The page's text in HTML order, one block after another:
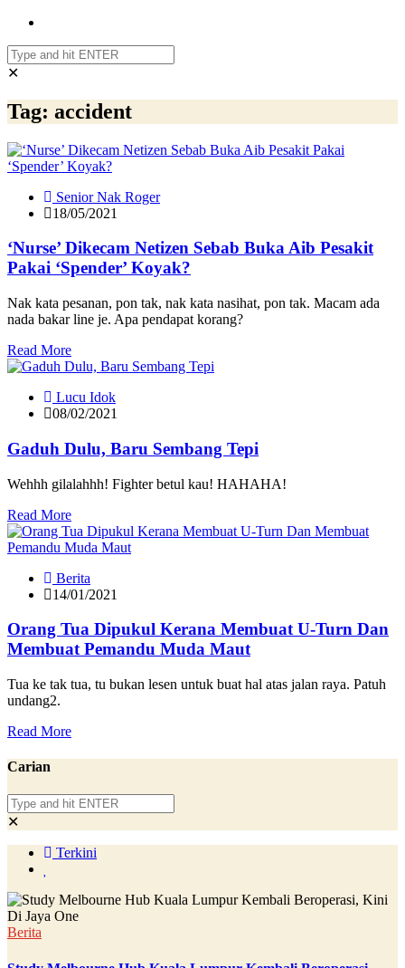
✕
Tag: accident
Senior Nak Roger
18/05/2021
‘Nurse’ Dikecam Netizen Sebab Buka Aib Pesakit
Pakai ‘Spender’ Koyak?
Nak kata pesanan, pon tak, nak kata nasihat, pon tak. Macam ada
nada bakar line je. Apa pendapat korang?
Read More
Lucu Idok
08/02/2021
Gaduh Dulu, Baru Sembang Tepi
Wehhh gilalahhh! Fighter betul kau! HAHAHA!
Read More
Berita
14/01/2021
Orang Tua Dipukul Kerana Membuat U-Turn Dan
Membuat Pemandu Muda Maut
Tua ke tak tua, tu bukan lesen untuk buat hal atas jalan raya. Patuh
undang2.
Read More
Carian
✕
Terkini
Berita